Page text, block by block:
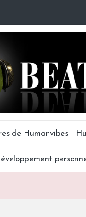
de Humanvibes